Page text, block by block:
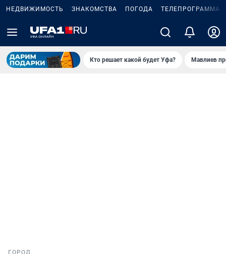
НЕДВИЖИМОСТЬ ЗНАКОМСТВА ПОГОДА ТЕЛЕПРОГРАММА
Кто решает какой будет Уфа? Мавлиев
ГОРОД